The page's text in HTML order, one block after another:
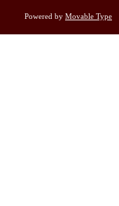
Powered by Movable Type